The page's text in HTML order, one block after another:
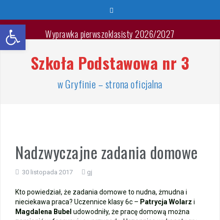
treści
Wyprawka pierwszoklasisty 2026/2027
🐳🐚Wspaniałych Wakacji🐬🐙
List Minister Edukacji na zakończenie roku szkolnego
2025/2026
Warsztaty „Bezpieczne Wakacje”
Zakończenie roku – przydział gabinetów
Zakończenie roku – autobusy szkolne
Szkoła Podstawowa nr 3
w Gryfinie – strona oficjalna
Nadzwyczajne zadania domowe
30 listopada 2017 gj
Kto powiedział, że zadania domowe to nudna, żmudna i
nieciekawa praca? Uczennice klasy 6c – Patrycja Wolarz i
Magdalena Bubel udowodniły, że pracę domową można
Otwórz pasek narzędzi